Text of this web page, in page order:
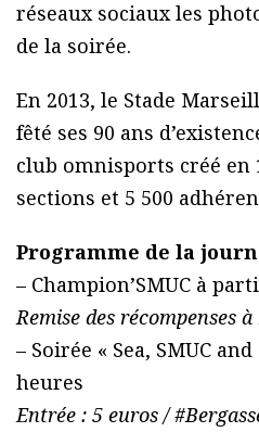
réseaux sociaux les
de la soirée.
En 2013, le Stade
fêté ses 90 ans
club omnisports créé en
sections et 5 500
Programme de la
– Champion’SMUC à
Remise des récompenses
– Soirée « Sea, SMUC
heures
Entrée : 5 euros /